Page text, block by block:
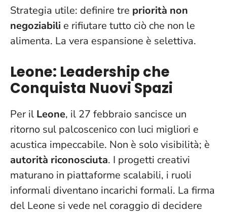
Strategia utile: definire tre priorità non
negoziabili e rifiutare tutto ciò che non le
alimenta. La vera espansione è selettiva.
Leone: Leadership che
Conquista Nuovi Spazi
Per il Leone, il 27 febbraio sancisce un
ritorno sul palcoscenico con luci migliori e
acustica impeccabile. Non è solo visibilità; è
autorità riconosciuta. I progetti creativi
maturano in piattaforme scalabili, i ruoli
informali diventano incarichi formali. La firma
del Leone si vede nel coraggio di decidere